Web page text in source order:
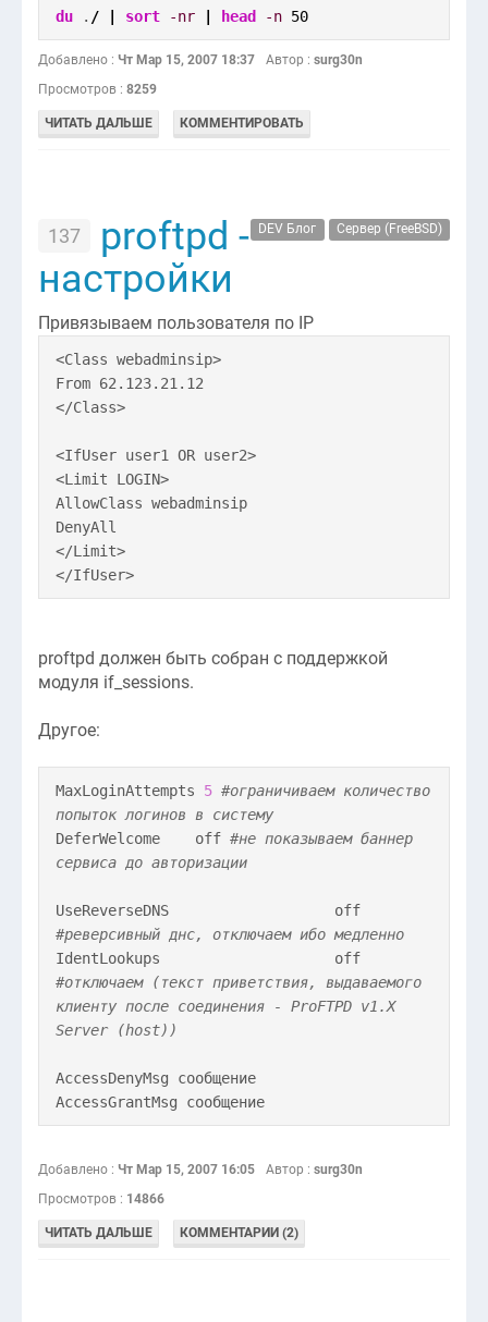
du . / sort -nr head -n 50
Добавлено : Чт Мар 15, 2007 18:37 Автор : surg30n
Просмотров : 8259
ЧИТАТЬ ДАЛЬШЕ КОММЕНТИРОВАТЬ
DEV Блог Сервер (FreeBSD)
137
proftpd -
настройки
Привязываем пользователя по IP
<Class webadminsip>
From 62.123.21.12
</Class>
<IfUser user1 OR user2>
<Limit LOGIN>
AllowClass webadminsip
DenyAll
</Limit>
</IfUser>
proftpd должен быть собран с поддержкой
модуля if_sessions.
Другое:
MaxLoginAttempts 5 #ограничиваем количество
попыток логинов в систему
DeferWelcome off #не показываем баннер
сервиса до авторизации
UseReverseDNS off
#реверсивный днс, отключаем ибо медленно
IdentLookups off
#отключаем (текст приветствия, выдаваемого
клиенту после соединения - ProFTPD v1.X
Server (host))
AccessDenyMsg сообщение
AccessGrantMsg сообщение
Добавлено : Чт Мар 15, 2007 16:05 Автор : surg30n
Просмотров : 14866
ЧИТАТЬ ДАЛЬШЕ КОММЕНТАРИИ (2)